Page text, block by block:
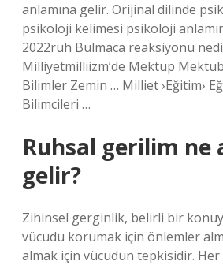
anlamına gelir. Orijinal dilinde
psikoloji kelimesi psikoloji
2022ruh Bulmaca reaksiyonu
Milliyetmilliizm’de Mektup
Bilimler Zemin … Milliet ›Eğitim›
Bilimcileri …
Ruhsal gerilim ne
gelir?
Zihinsel gerginlik, belirli bir
vücudu korumak için önlemler
almak için vücudun tepkisidir.